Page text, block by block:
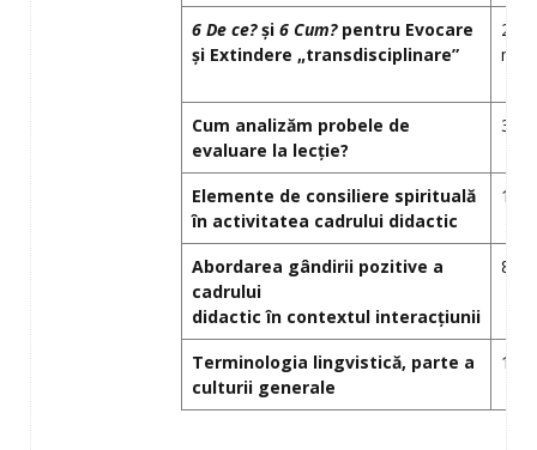
6 De ce?şi 6 Cum?pentru Evocare
şi Extindere „transdisciplinare”
20
Cum analizăm probele de
evaluare la lecţie?
3
Elemente de consiliere spirituală
în activitatea cadrului didactic
10
Abordarea gândirii pozitive a
cadrului
didactic în contextul interacţiunii
8
Terminologia lingvistică, parte a
culturii generale
15